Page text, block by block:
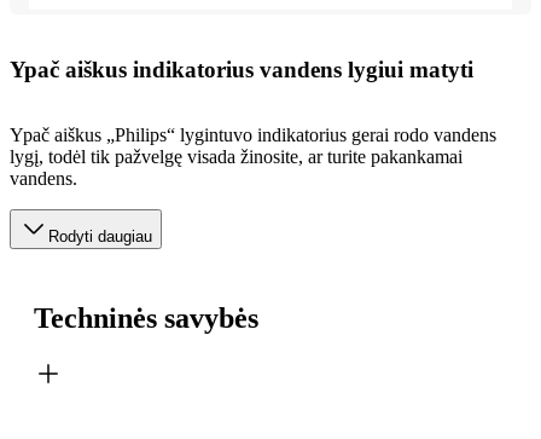
Ypač aiškus indikatorius vandens lygiui matyti
Ypač aiškus „Philips“ lygintuvo indikatorius gerai rodo vandens
lygį, todėl tik pažvelgę visada žinosite, ar turite pakankamai
vandens.
Rodyti daugiau
Techninės savybės